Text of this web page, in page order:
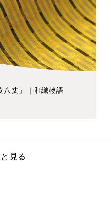
八丈」｜和織物語
見る